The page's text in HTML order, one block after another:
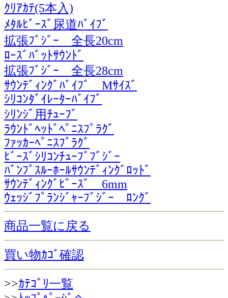
ｸﾘｱｶﾃ(5本入)
ﾒﾀﾙﾋﾞｰｽﾞ尿道ﾊﾞｲﾌﾞ
拡張ﾌﾞｼﾞｰ 全長20cm
ﾛｰｽﾞﾊﾞｯﾄｻｳﾝﾄﾞ
拡張ﾌﾞｼﾞｰ 全長28cm
ｻｳﾝﾃﾞｨﾝｸﾞﾊﾞｲﾌﾞ Mｻｲｽﾞ
ｼﾘｺﾝﾀﾞｲﾚｰﾀｰﾊﾞｲﾌﾞ
ｼﾘﾝｼﾞ用ﾁｭｰﾌﾞ
ﾗｳﾝﾄﾞﾍｯﾄﾞﾍﾟﾆｽﾌﾟﾗｸﾞ
ﾌｧｯｶｰﾍﾟﾆｽﾌﾟﾗｸﾞ
ﾋﾞｰｽﾞｼﾘｺﾝﾁｭｰﾌﾞﾌﾞｼﾞｰ
ﾊﾞﾝﾌﾟｽﾙｰﾎｰﾙｻｳﾝﾃﾞｨﾝｸﾞﾛｯﾄﾞ
ｻｳﾝﾃﾞｨﾝｸﾞﾋﾞｰｽﾞ 6mm
ｳｪｯｼﾞﾌﾟﾗﾝｼﾞｬｰﾌﾞｼﾞｰ ﾛﾝｸﾞ
商品一覧に戻る
買い物ｶｺﾞ確認
>>ｶﾃｺﾞﾘ一覧